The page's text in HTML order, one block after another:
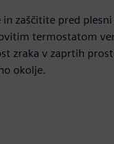
zaščitite pred plesni
termostatom
zraka v zaprtih
okolje.